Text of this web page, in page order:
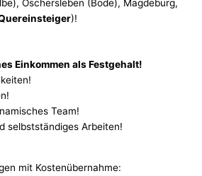
Oschersleben (Bode), Magdeburg,
)!
Einkommen als Festgehalt!
Team!
selbstständiges Arbeiten!
mit Kostenübernahme: